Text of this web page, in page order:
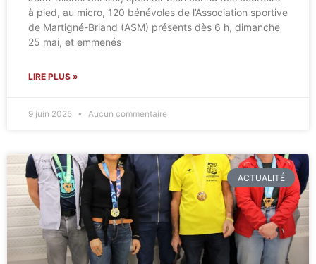
à pied, au micro, 120 bénévoles de l’Association sportive
de Martigné-Briand (ASM) présents dès 6 h, dimanche
25 mai, et emmenés
LIRE PLUS »
9 juin 2025 Aucun commentaire
ACTUALITÉ